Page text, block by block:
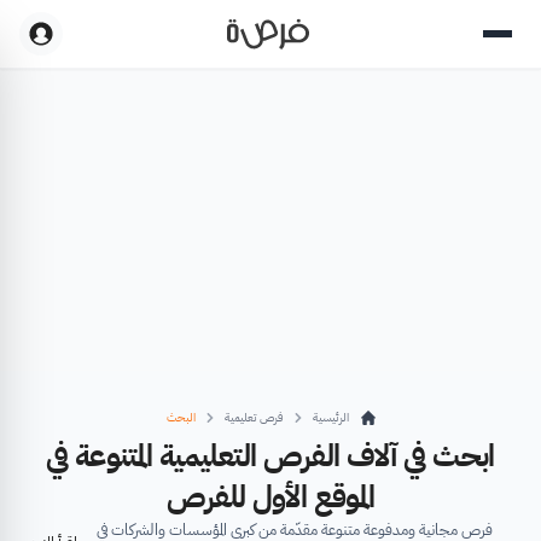
الرئيسية فرص تعليمية البحث
ابحث في آلاف الفرص التعليمية المتنوعة في
الموقع الأول للفرص
فرص مجانية ومدفوعة متنوعة مقدّمة من كبرى المؤسسات والشركات في